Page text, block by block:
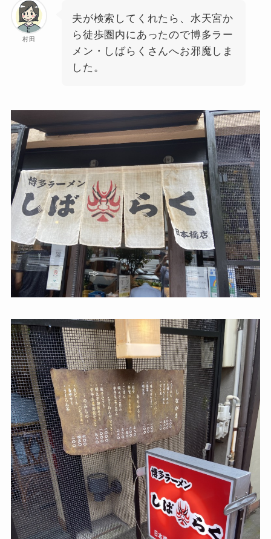
村田
夫が検索してくれたら、水天宮か
ら徒歩圏内にあったので博多ラー
メン・しばらくさんへお邪魔しま
した。